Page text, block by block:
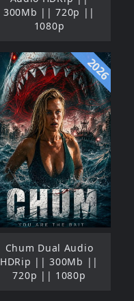
300Mb || 720p ||
1080p
2026
Chum Dual Audio
HDRip || 300Mb ||
720p || 1080p